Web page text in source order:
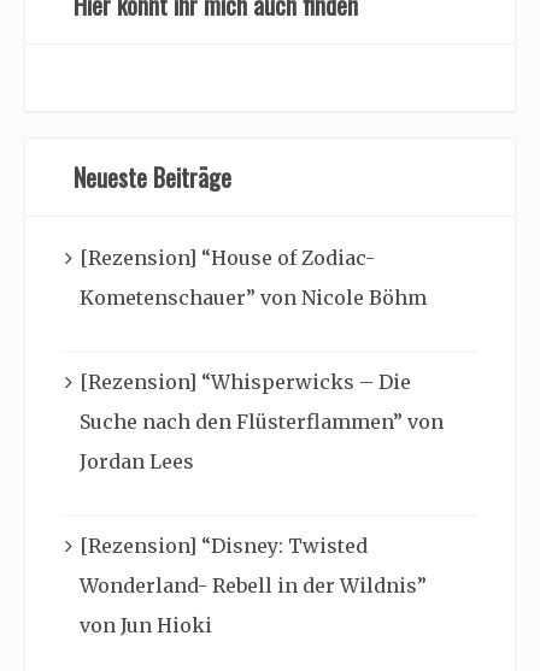
Neueste Beiträge
[Rezension] “House of Zodiac-
Kometenschauer” von Nicole Böhm
[Rezension] “Whisperwicks – Die
Suche nach den Flüsterflammen” von
Jordan Lees
[Rezension] “Disney: Twisted
Wonderland- Rebell in der Wildnis”
von Jun Hioki